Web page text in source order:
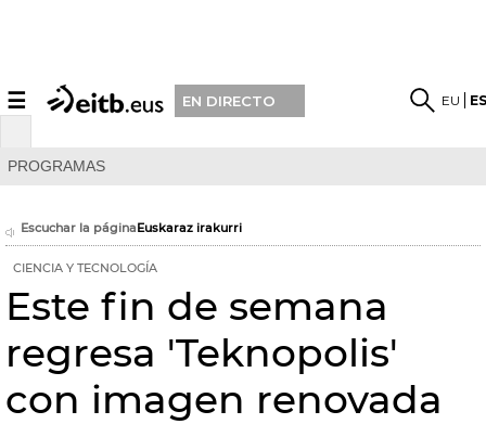
☰ EN DIRECTO EU
PROGRAMAS
Escuchar la páginaEuskaraz irakurri
CIENCIA Y TECNOLOGÍA
Este fin de semana
regresa 'Teknopolis'
con imagen renovada